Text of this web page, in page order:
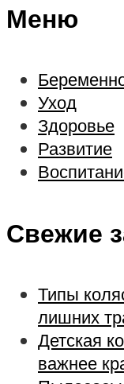
Меню
Уход
Здоровье
Развитие
Свежие
Типы
лишних
Детская
важнее